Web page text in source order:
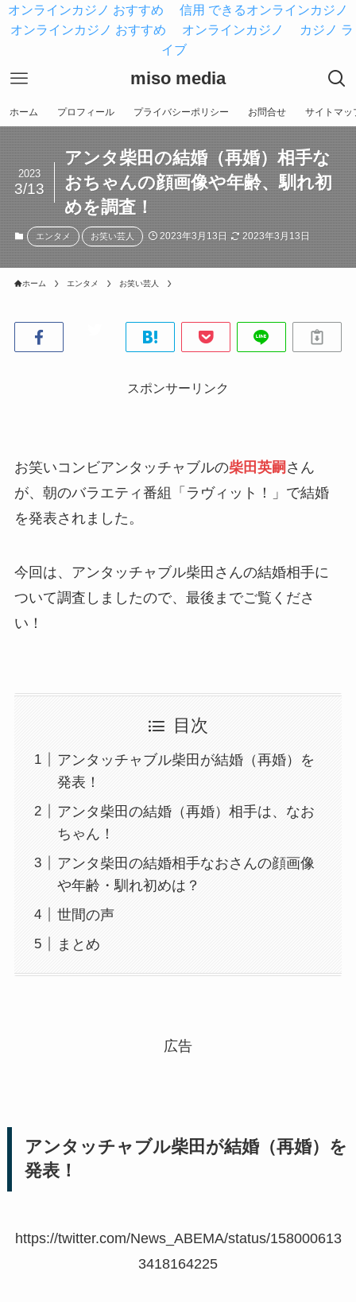
オンラインカジノ おすすめ
信用 できるオンラインカジノ
オンラインカジノ おすすめ
オンラインカジノ
カジノ ラ
イブ
miso media
ホーム プロフィール プライバシーポリシー お問合せ サイトマッ
アンタ柴田の結婚（再婚）相手な
おちゃんの顔画像や年齢、馴れ初
めを調査！
2023
3/13
エンタメ お笑い芸人 2023年3月13日 2023年3月13日
ホーム エンタメ お笑い芸人
スポンサーリンク
お笑いコンビアンタッチャブルの柴田英嗣 さん
が、朝のバラエティ番組「ラヴィット！」で結婚
を発表されました。
今回は、アンタッチャブル柴田さんの結婚相手に
ついて調査しましたので、最後までご覧くださ
い！
目次
アンタッチャブル柴田が結婚（再婚）を
発表！
アンタ柴田の結婚（再婚）相手は、なお
ちゃん！
アンタ柴田の結婚相手なおさんの顔画像
や年齢・馴れ初めは？
世間の声
まとめ
広告
アンタッチャブル柴田が結婚（再婚）を
発表！
https://twitter.com/News_ABEMA/status/158000613
3418164225